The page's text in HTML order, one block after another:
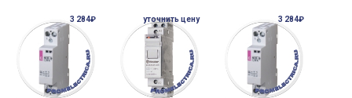
3 284₽ уточнить цену 3 284₽